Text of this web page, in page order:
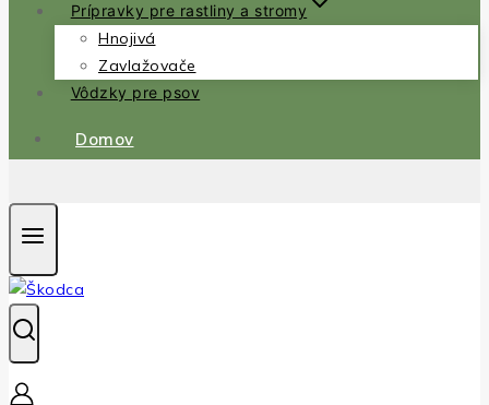
Prípravky pre rastliny a stromy
Hnojivá
Zavlažovače
Vôdzky pre psov
Domov